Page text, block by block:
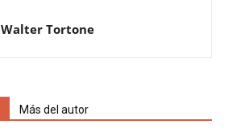
Walter Tortone
Más del autor